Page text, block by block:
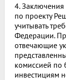
4.
по проекту
учитывать
Федерации.
отвечающие
комиссией по
инвестициям